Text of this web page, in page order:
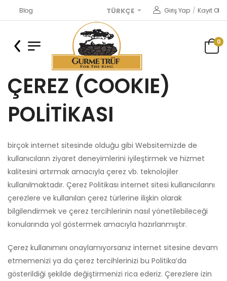
Blog TÜRKÇE Giriş Yap / Kayıt Ol
0
ÇEREZ (COOKIE)
POLİTİKASI
birçok internet sitesinde olduğu gibi Websitemizde de
kullanıcıların ziyaret deneyimlerini iyileştirmek ve hizmet
kalitesini artırmak amacıyla çerez vb. teknolojiler
kullanılmaktadır. Çerez Politikası internet sitesi kullanıcılarını
çerezlere ve kullanılan çerez türlerine ilişkin olarak
bilgilendirmek ve çerez tercihlerinin nasıl yönetilebileceği
konularında yol göstermek amacıyla hazırlanmıştır.
Çerez kullanımını onaylamıyorsanız internet sitesine devam
etmemenizi ya da çerez tercihlerinizi bu Politika’da
gösterildiği şekilde değiştirmenizi rica ederiz. Çerezlere izin